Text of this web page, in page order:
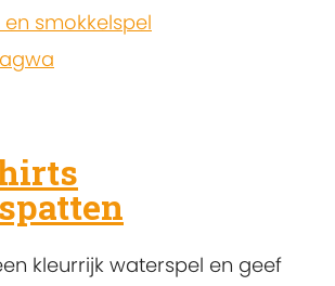
en smokkelspel
kleurrijk waterspel en geef